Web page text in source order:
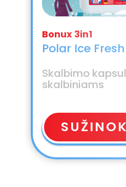
Polar Ice
Skalbimo
skalbiniams